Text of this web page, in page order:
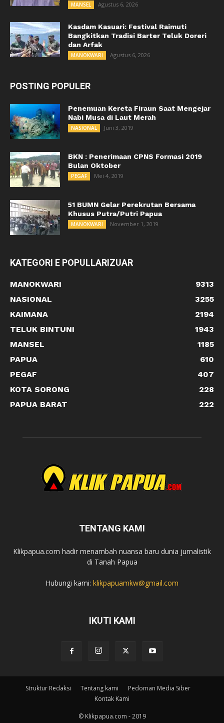
MANSEL Agustus 6, 2026
Kasdam Kasuari: Festival Raimuti
Bangkitkan Tradisi Barter Teluk Doreri
dan Arfak
MANOKWARI Agustus 6, 2026
POSTING POPULER
Penemuan Kereta Firaun Saat Mengejar
Nabi Musa di Laut Merah
NASIONAL Juni 3, 2019
BKN : Penerimaan CPNS Formasi 2019
Bulan Oktober
PEGAF Mei 4, 2019
51 BUMN Gelar Perekrutan Bersama
Khusus Putra/Putri Papua
MANOKWARI November 1, 2019
KATEGORI E POPULLARIZUAR
MANOKWARI
9313
NASIONAL
3255
KAIMANA
2194
TELUK BINTUNI
1943
MANSEL
1185
PAPUA
610
PEGAF
407
KOTA SORONG
228
PAPUA BARAT
222
TENTANG KAMI
Klikpapua.com hadir menambah nuansa baru dunia jurnalistik
di Tanah Papua
Hubungi kami: klikpapuamkw@gmail.com
IKUTI KAMI
Struktur Redaksi Tentang kami
Pedoman Media Siber
Kontak Kami
© Klikpapua.com - 2019